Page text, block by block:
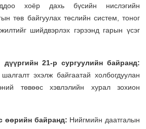
хоёр дахь бүсийн нислэгийн
төв байгуулах төслийн систем, тоног
шийдвэрлэх гэрээнд гарын үсэг
дүүргийн 21-р сургуулийн байранд:
эхэлж байгаатай холбогдуулан
төвөөс хэвлэлийн хурал зохион
өөрийн байранд: Нийгмийн даатгалын